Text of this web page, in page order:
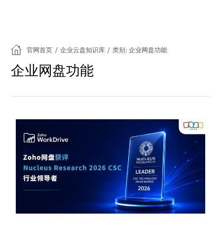
官网首页 / 企业云盘知识库 / 类别: 企业网盘功能
企业网盘功能